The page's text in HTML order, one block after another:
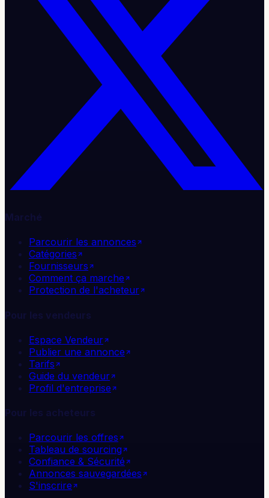
Marché
Parcourir les annonces
Catégories
Fournisseurs
Comment ça marche
Protection de l'acheteur
Pour les vendeurs
Espace Vendeur
Publier une annonce
Tarifs
Guide du vendeur
Profil d'entreprise
Pour les acheteurs
Parcourir les offres
Tableau de sourcing
Confiance & Sécurité
Annonces sauvegardées
S'inscrire